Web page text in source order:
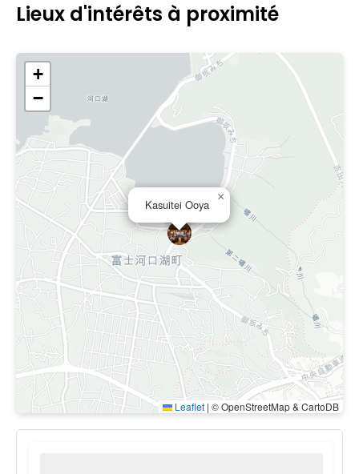
Lieux d'intérêts à proximité
Kasuitei Ooya
×
+
−
Leaflet | © OpenStreetMap & CartoDB